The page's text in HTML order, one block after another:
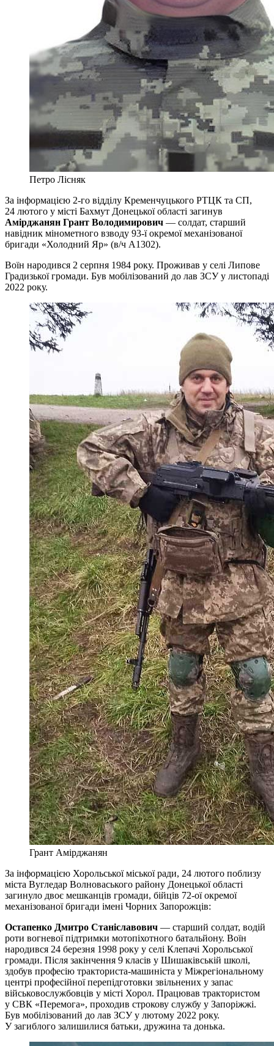
Петро Лісняк
За інформацією 2-го відділу Кременчуцького РТЦК та СП,
24 лютого у місті Бахмут Донецької області загинув
Амірджанян Грант Володимирович — солдат, старший
навідник мінометного взводу 93-ї окремої механізованої
бригади «Холодний Яр» (в/ч А1302).
Воїн народився 2 серпня 1984 року. Проживав у селі Липове
Градизької громади. Був мобілізований до лав ЗСУ у листопаді
2022 року.
Грант Амірджанян
За інформацією Хорольської міської ради, 24 лютого поблизу
міста Вугледар Волноваського району Донецької області
загинуло двоє мешканців громади, бійців 72-ої окремої
механізованої бригади імені Чорних Запорожців:
Остапенко Дмитро Станіславович — старший солдат, водій
роти вогневої підтримки мотопіхотного батальйону. Воїн
народився 24 березня 1998 року у селі Клепачі Хорольської
громади. Після закінчення 9 класів у Шишаківській школі,
здобув професію тракториста-машиніста у Міжрегіональному
центрі професійної перепідготовки звільнених у запас
військовослужбовців у місті Хорол. Працював трактористом
у СВК «Перемога», проходив строкову службу у Запоріжжі.
Був мобілізований до лав ЗСУ у лютому 2022 року.
У загиблого залишилися батьки, дружина та донька.